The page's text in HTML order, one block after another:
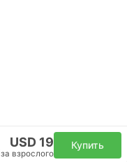
USD 19
за взрослого
Купить